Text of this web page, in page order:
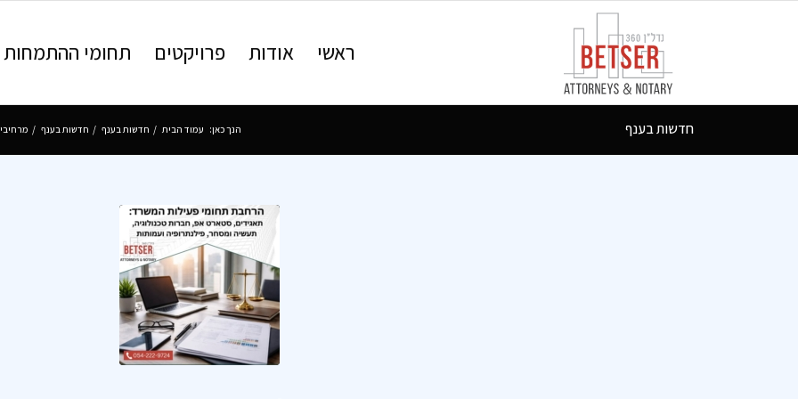
ראשי אודות פרויקטים תחומי ההתמחות
חדשות בענף הנך כאן: עמוד הבית / חדשות בענף / חדשות בענף /